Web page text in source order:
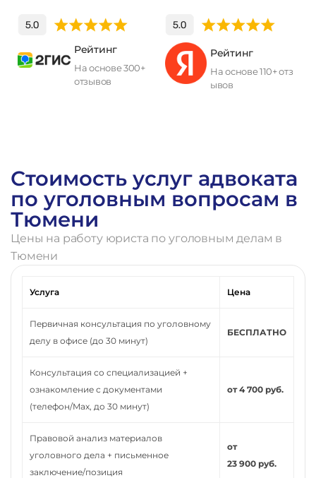
Рейтинг
На основе 300+
отзывов
Рейтинг
На основе 110+ отз
ывов
Стоимость услуг адвоката
по уголовным вопросам в
Тюмени
Цены на работу юриста по уголовным делам в
Тюмени
Услуга Цена
Первичная консультация по уголовному
делу в офисе (до 30 минут)
БЕСПЛАТНО
Консультация со специализацией +
ознакомление с документами
(телефон/Max, до 30 минут)
от 4 700 руб.
Правовой анализ материалов
уголовного дела + письменное
заключение/позиция
от
23 900 руб.